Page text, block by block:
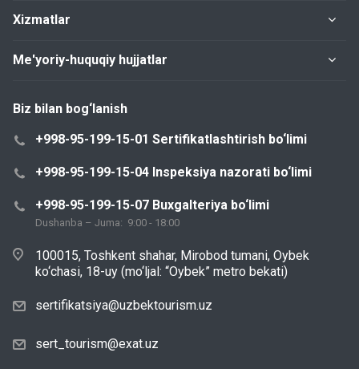
Xizmatlar
Me'yoriy-huquqiy hujjatlar
Biz bilan bog‘lanish
+998-95-199-15-01 Sertifikatlashtirish bo‘limi
+998-95-199-15-04 Inspeksiya nazorati bo‘limi
+998-95-199-15-07 Buxgalteriya bo‘limi
Dushanba – Juma: 9:00 - 18:00
100015, Toshkent shahar, Mirobod tumani, Oybek
ko‘chasi, 18-uy (mo‘ljal: “Oybek” metro bekati)
sertifikatsiya@uzbektourism.uz
sert_tourism@exat.uz